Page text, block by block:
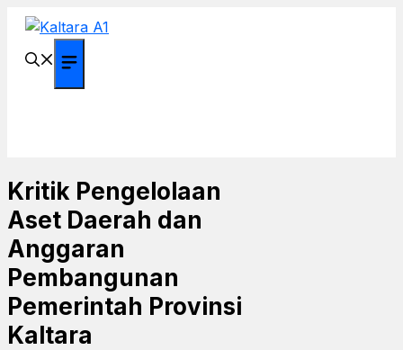
Langsung
Kritik Pengelolaan
Aset Daerah dan
Anggaran
Pembangunan
Pemerintah Provinsi
Kaltara